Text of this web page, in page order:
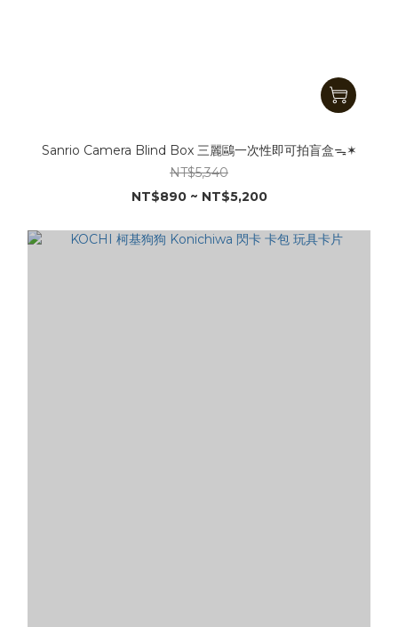
Sanrio Camera Blind Box 三麗鷗一次性即可拍盲盒ᯓ✶
NT$5,340
NT$890 ~ NT$5,200